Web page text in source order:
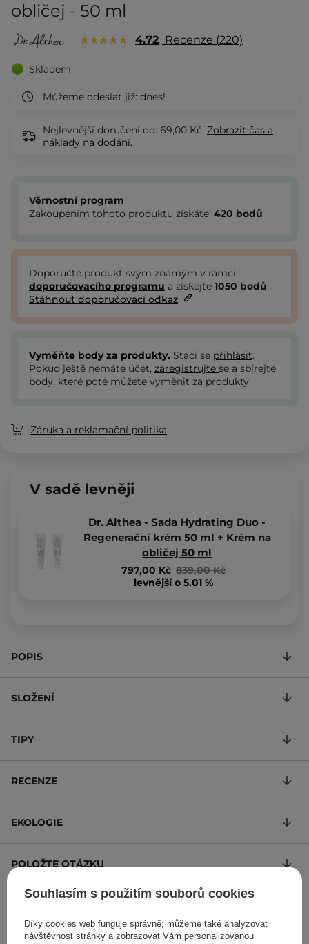
obličej - 50 ml
4.72 Recenze 220
Skladem
Můžeme odeslat již: dnes!
Nejlevnější doručení od: 69,00 Kč. Zobrazit čas a
náklady na dodání.
Věrnostní program
Zakoupením tohoto produktu získáte: 420 bodů
Doporučte produkt svým známým v rámci
doporučovacího programu a získejte 1050 bodů
Stáhnout doporučovací odkaz
Vyměňte body za produkty. Stačí se přihlásit.
Pokud ještě nemáte účet, zaregistrujte se a sbírejte
body, které poté můžete vyměnit za produkty.
Záruka a reklamační politika
V sadě levněji
Dr. Althea - Sada Hydrating Duo -
Regenerační krém 50 ml + Krém na
obličej 50 ml
839,00 Kč
797,00 Kč
levnější o 5.01 %
POPIS
SLOŽENÍ
TIPY
RECENZE
EKOLOGIE
POLOŽTE OTÁZKU
840 Kč /100 ml, s DPH
Souhlasím s použitím souborů cookies
Díky cookies web funguje správně; můžeme také analyzovat
návštěvnost stránky a zobrazovat Vám personalizovanou